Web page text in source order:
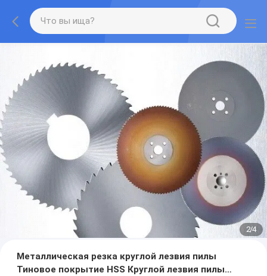
2/4
Металлическая резка круглой лезвия пилы
Тиновое покрытие HSS Круглой лезвия пилы